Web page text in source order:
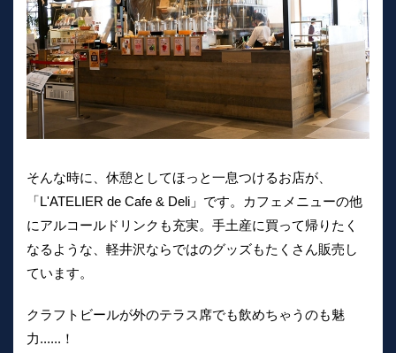
そんな時に、休憩としてほっと一息つけるお店が、
「L'ATELIER de Cafe & Deli」です。カフェメニューの他
にアルコールドリンクも充実。手土産に買って帰りたく
なるような、軽井沢ならではのグッズもたくさん販売し
ています。
クラフトビールが外のテラス席でも飲めちゃうのも魅
力......！